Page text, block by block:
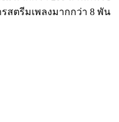
สตรีมเพลงมากกว่า 8 พัน